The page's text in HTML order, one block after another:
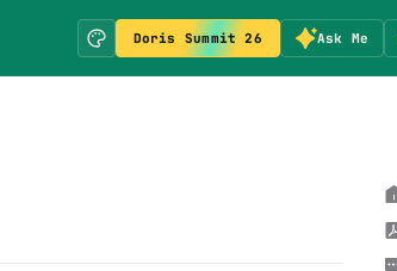
Doris Summit 26 Ask Me